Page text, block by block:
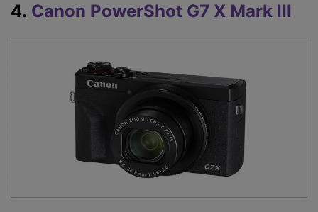
4. Canon PowerShot G7 X Mark III